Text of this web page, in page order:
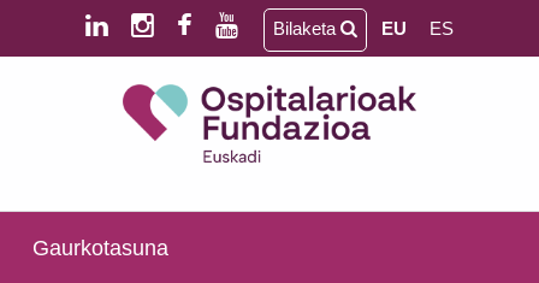
Bilaketa EU ES
Gaurkotasuna